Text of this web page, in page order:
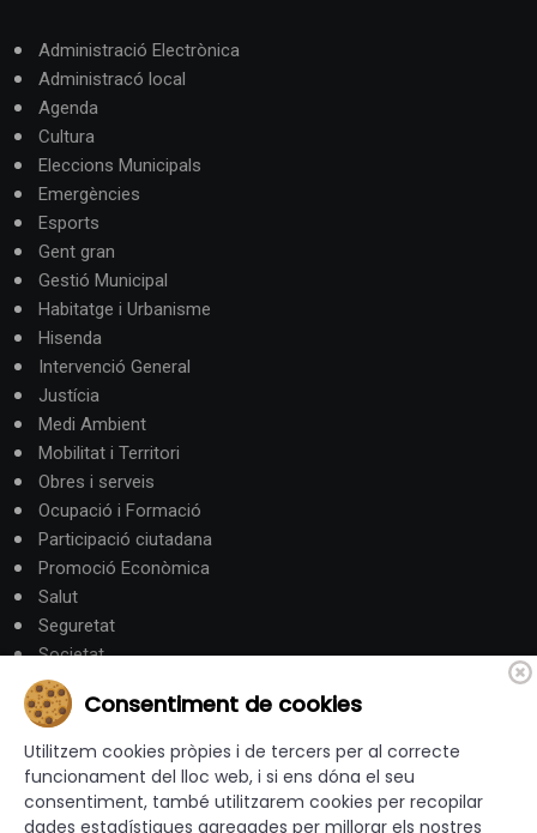
Administració Electrònica
Administracó local
Agenda
Cultura
Eleccions Municipals
Emergències
Esports
Gent gran
Gestió Municipal
Habitatge i Urbanisme
Hisenda
Intervenció General
Justícia
Medi Ambient
Mobilitat i Territori
Obres i serveis
Ocupació i Formació
Participació ciutadana
Promoció Econòmica
Salut
Seguretat
Societat
Turisme
Altres Canals
canalandorra.ad
Consentiment de cookies
Utilitzem cookies pròpies i de tercers per al correcte
funcionament del lloc web, i si ens dóna el seu
consentiment, també utilitzarem cookies per recopilar
dades estadístiques agregades per millorar els nostres